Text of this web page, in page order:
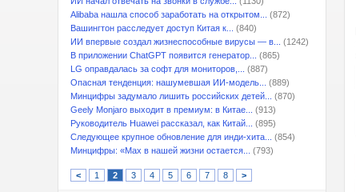
Alibaba нашла способ заработать на открытом...
(872)
Вашингтон расследует доступ Китая к...
(840)
ИИ впервые создал жизнеспособные вирусы — в...
(1242)
В приложении ChatGPT появится генератор...
(865)
LG оправдалась за софт для мониторов,...
(887)
Опасная тенденция: нашумевшая ИИ-модель...
(889)
Минцифры задумало лишить российских детей...
(870)
Geely Monjaro выходит в премиум: в Китае...
(913)
Руководитель Huawei рассказал, как Китай...
(895)
Следующее крупное обновление для инди-хита...
(854)
Минцифры: «Max в нашей жизни остается...
(793)
< 1 2 3 4 5 6 7 8 >